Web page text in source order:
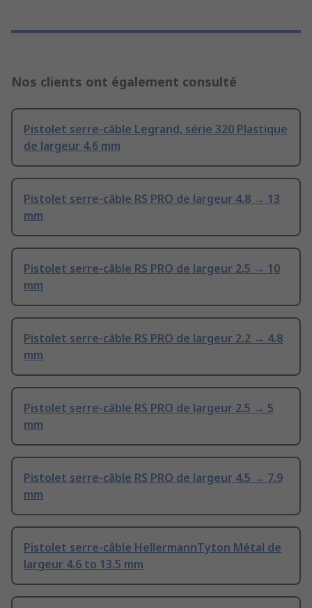
Nos clients ont également consulté
Pistolet serre-câble Legrand, série 320 Plastique
de largeur 4.6 mm
Pistolet serre-câble RS PRO de largeur 4.8 → 13
mm
Pistolet serre-câble RS PRO de largeur 2.5 → 10
mm
Pistolet serre-câble RS PRO de largeur 2.2 → 4.8
mm
Pistolet serre-câble RS PRO de largeur 2.5 → 5
mm
Pistolet serre-câble RS PRO de largeur 4.5 → 7.9
mm
Pistolet serre-câble HellermannTyton Métal de
largeur 4.6 to 13.5 mm